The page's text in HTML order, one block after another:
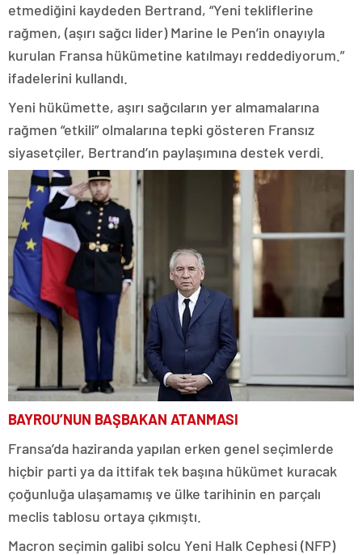
etmediğini kaydeden Bertrand, “Yeni tekliflerine
rağmen, (aşırı sağcı lider) Marine le Pen’in onayıyla
kurulan Fransa hükümetine katılmayı reddediyorum.”
ifadelerini kullandı.
Yeni hükümette, aşırı sağcıların yer almamalarına
rağmen “etkili” olmalarına tepki gösteren Fransız
siyasetçiler, Bertrand’ın paylaşımına destek verdi.
BAYROU’NUN BAŞBAKAN ATANMASI
Fransa’da haziranda yapılan erken genel seçimlerde
hiçbir parti ya da ittifak tek başına hükümet kuracak
çoğunluğa ulaşamamış ve ülke tarihinin en parçalı
meclis tablosu ortaya çıkmıştı.
Macron seçimin galibi solcu Yeni Halk Cephesi (NFP)